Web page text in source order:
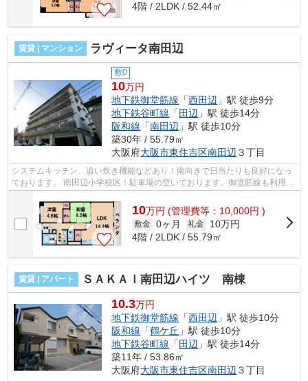
4階 / 2LDK / 52.44㎡
賃貸 | マンション ラヴィータ南田辺
敷0
10万円
地下鉄御堂筋線 「西田辺 」駅 徒歩9分
地下鉄谷町線 「 田辺 」駅 徒歩14分
阪和線 「南田辺 」駅 徒歩10分
築30年 / 55.79㎡
大阪府大阪市東住吉区南田辺 ３丁目
システムキッチン、追い炊き機能などあり！南向きで日当たりも良好になっ
ております。 南田辺小学校区！駐車場の空いております。御堂筋線も利用可
能！ ■□■□■□■□■□■□■□■□■□■□■□■□■□■...
10万円 (管理費等：10,000円 )
敷金 0ヶ月 礼金
10万円
4階 / 2LDK / 55.79㎡
賃貸 | アパート ＳＡＫＡＩ南田辺ハイツ 南棟
10.3万円
地下鉄御堂筋線 「西田辺 」駅 徒歩10分
阪和線 「鶴ケ丘 」駅 徒歩10分
地下鉄谷町線 「 田辺 」駅 徒歩14分
築11年 / 53.86㎡
大阪府大阪市東住吉区南田辺 ３丁目